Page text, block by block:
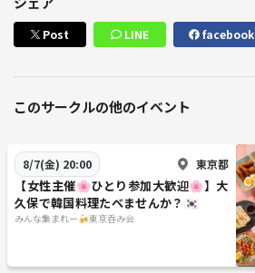
Post LINE facebook
このサークルの他のイベント
8/7(金) 20:00 東京都
【女性主催🌸ひとり参加大歓迎🌸】大
久保で韓国料理たべませんか？🇰🇷
みんな集まれー🍻東京呑み会